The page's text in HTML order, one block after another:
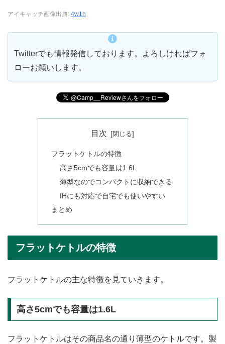
アイキャッチ画像出典: 4w1h
Twitterでも情報発信しております。よろしければフォ
ローお願いします。
目次
フラットケトルの特徴
高さ5cmでも容量は1.6L
薄型なのでコンパクトに収納できる
IHにも対応で自宅でも使いやすい
まとめ
フラットケトルの特徴
フラットケトルの主な特徴を見ていきます。
高さ5cmでも容量は1.6L
フラットケトルはその商品名の通り薄型のケトルです。製